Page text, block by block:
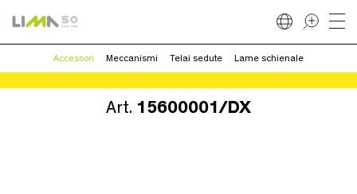
Accessori Meccanismi Telai sedute Lame schienale
Art. 15600001/DX